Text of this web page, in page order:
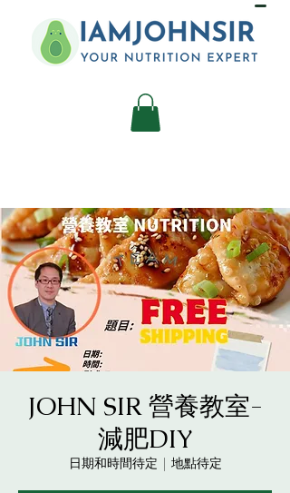
JOHN SIR 營養教室-
減肥DIY
日期和時間待定
  |
地點待定